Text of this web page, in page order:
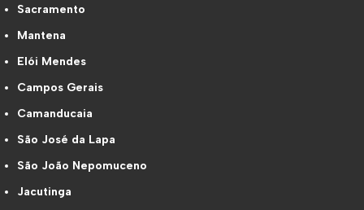
Sacramento
Mantena
Elói Mendes
Campos Gerais
Camanducaia
São José da Lapa
São João Nepomuceno
Jacutinga